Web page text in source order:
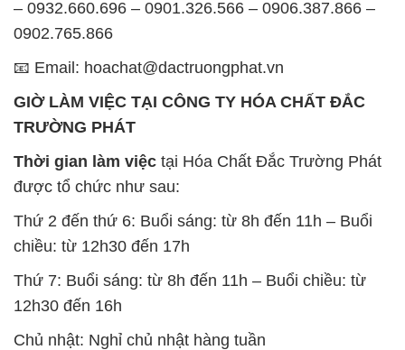
– 0932.660.696 – 0901.326.566 – 0906.387.866 –
0902.765.866
📧 Email: hoachat@dactruongphat.vn
GIỜ LÀM VIỆC TẠI CÔNG TY HÓA CHẤT ĐẮC
TRƯỜNG PHÁT
Thời gian làm việc tại Hóa Chất Đắc Trường Phát
được tổ chức như sau:
Thứ 2 đến thứ 6: Buổi sáng: từ 8h đến 11h – Buổi
chiều: từ 12h30 đến 17h
Thứ 7: Buổi sáng: từ 8h đến 11h – Buổi chiều: từ
12h30 đến 16h
Chủ nhật: Nghỉ chủ nhật hàng tuần